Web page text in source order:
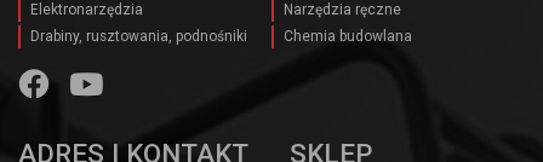
Elektronarzędzia
Narzędzia ręczne
Drabiny, rusztowania, podnośniki
Chemia budowlana
ADRES I KONTAKT SKLEP